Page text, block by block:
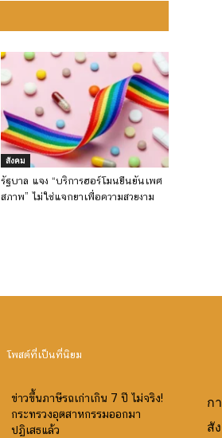
สังคม
รัฐบาล แจง “บริการฮอร์โมนยืนยันเพศ
สภาพ” ไม่ใช่แจกยาเพื่อความสวยงาม
โพสต์ที่เป็นที่นิยม
ข่าวขึ้นภาษีรถเก่าเกิน 7 ปี ไม่จริง!
กระทรวงอุตสาหกรรมออกมา
ปฏิเสธแล้ว
ก
สั